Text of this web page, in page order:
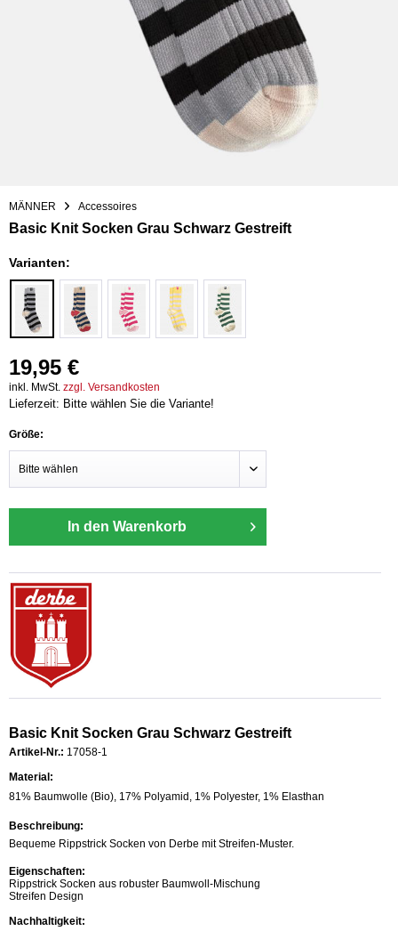
MÄNNER Accessoires
Basic Knit Socken Grau Schwarz Gestreift
Varianten:
19,95 €
inkl. MwSt. zzgl. Versandkosten
Lieferzeit: Bitte wählen Sie die Variante!
Größe:
In den Warenkorb
Basic Knit Socken Grau Schwarz Gestreift
Artikel-Nr.: 17058-1
Material:
81% Baumwolle (Bio), 17% Polyamid, 1% Polyester, 1% Elasthan
Beschreibung:
Bequeme Rippstrick Socken von Derbe mit Streifen-Muster.
Eigenschaften:
Rippstrick Socken aus robuster Baumwoll-Mischung
Streifen Design
Nachhaltigkeit: